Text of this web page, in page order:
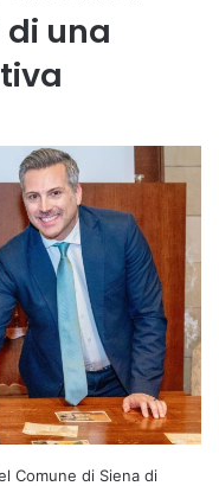
una
Comune di Siena di